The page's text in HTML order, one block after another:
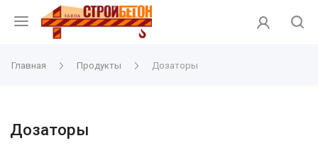
Главная Продукты Дозаторы
Дозаторы